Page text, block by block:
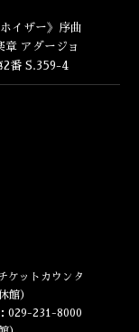
イザー》序曲
章 アダージョ
2番 S.359-4
ケットカウンタ
館）
：029-231-8000